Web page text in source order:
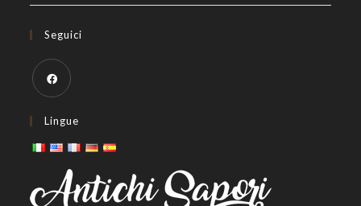
Seguici
in
a
tab
Lingue